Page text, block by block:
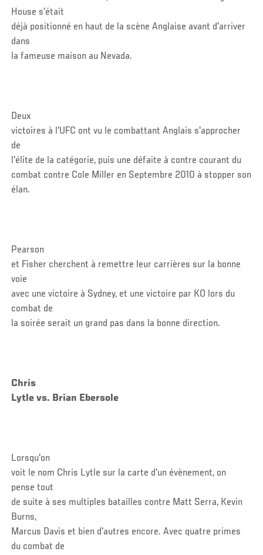
House s'était
déjà positionné en haut de la scène Anglaise avant d'arriver
dans
la fameuse maison au Nevada.
Deux
victoires à l'UFC ont vu le combattant Anglais s'approcher
de
l'élite de la catégorie, puis une défaite à contre courant du
combat contre Cole Miller en Septembre 2010 à stopper son
élan.
Pearson
et Fisher cherchent à remettre leur carrières sur la bonne
voie
avec une victoire à Sydney, et une victoire par KO lors du
combat de
la soirée serait un grand pas dans la bonne direction.
Chris
Lytle vs. Brian Ebersole
Lorsqu'on
voit le nom Chris Lytle sur la carte d'un évènement, on
pense tout
de suite à ses multiples batailles contre Matt Serra, Kevin
Burns,
Marcus Davis et bien d'autres encore. Avec quatre primes
du combat de